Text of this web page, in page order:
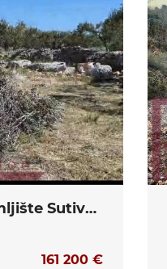
Poljoprivredno zemljište Sutivan
161 200 €